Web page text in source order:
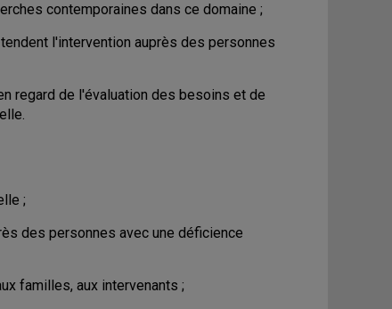
contemporaines dans ce domaine ;
l'intervention auprès des personnes
regard de l'évaluation des besoins et de
;
des personnes avec une déficience
familles, aux intervenants ;